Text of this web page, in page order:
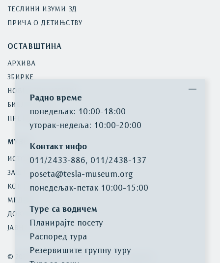
ТЕСЛИНИ ИЗУМИ 3Д
ПРИЧА О ДЕТИЊСТВУ
ОСТАВШТИНА
АРХИВА
ЗБИРКЕ
НОВИНСКИ ИСЕЧЦИ
БИБЛИОТЕКА
ПРЕТРАГА ИНВЕНТАРА
МУЗЕЈ
ИСТОРИЈАТ
ЗАШТИТА БАШТИНЕ
КОНТАКТ
МЕДИЈИ
ДОКУМЕНТА
ЈАВНЕ НАБАВКЕ
©
Радно време
понедељак: 10:00-18:00
уторак-недеља: 10:00-20:00
Контакт инфо
011/2433-886, 011/2438-137
poseta@tesla-museum.org
понедељaк-петак 10:00-15:00
Туре са водичем
Планирајте посету
Распоред тура
Резервишите групну туру